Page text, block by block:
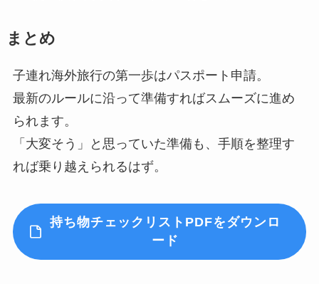
まとめ
子連れ海外旅行の第一歩はパスポート申請。
最新のルールに沿って準備すればスムーズに進め
られます。
「大変そう」と思っていた準備も、手順を整理す
れば乗り越えられるはず。
持ち物チェックリストPDFをダウンロ
ード